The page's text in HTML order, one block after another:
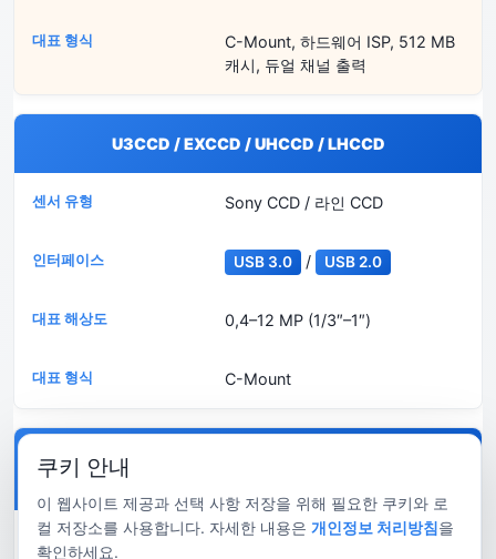
C-Mount, 하드웨어 ISP, 512 MB
캐시, 듀얼 채널 출력
U3CCD / EXCCD / UHCCD / LHCCD
Sony CCD / 라인 CCD
USB 3.0 / USB 2.0
0,4–12 MP (1/3″–1″)
C-Mount
E3CMOS / E3ISPM / U3ISPM / L3CMOS / U3CMOS /
C3CMOS / ECMOS / LCMOS / UCMOS / UA / C2CMOS
Sony / Aptina / ON Semi CMOS
쿠키 안내
이 웹사이트 제공과 선택 사항 저장을 위해 필요한 쿠키와 로
컬 저장소를 사용합니다. 자세한 내용은 개인정보 처리방침을
확인하세요.